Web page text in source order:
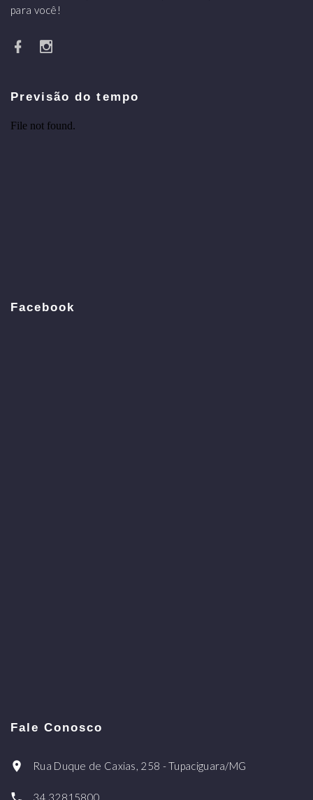
para você!
Previsão do tempo
Facebook
Fale Conosco
Rua Duque de Caxias, 258 - Tupaciguara/MG
34 32815800